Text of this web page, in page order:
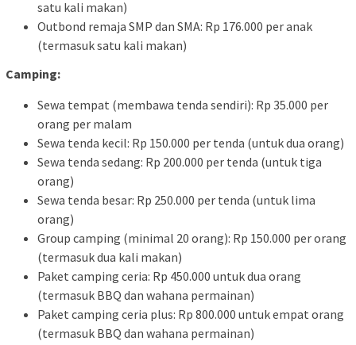
satu kali makan)
Outbond remaja SMP dan SMA: Rp 176.000 per anak
(termasuk satu kali makan)
Camping:
Sewa tempat (membawa tenda sendiri): Rp 35.000 per
orang per malam
Sewa tenda kecil: Rp 150.000 per tenda (untuk dua orang)
Sewa tenda sedang: Rp 200.000 per tenda (untuk tiga
orang)
Sewa tenda besar: Rp 250.000 per tenda (untuk lima
orang)
Group camping (minimal 20 orang): Rp 150.000 per orang
(termasuk dua kali makan)
Paket camping ceria: Rp 450.000 untuk dua orang
(termasuk BBQ dan wahana permainan)
Paket camping ceria plus: Rp 800.000 untuk empat orang
(termasuk BBQ dan wahana permainan)